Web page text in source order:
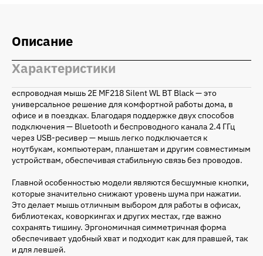
Описание
Характеристики
еспроводная мышь 2E MF218 Silent WL BT Black — это
универсальное решение для комфортной работы дома, в
офисе и в поездках. Благодаря поддержке двух способов
подключения — Bluetooth и беспроводного канала 2.4 ГГц
через USB-ресивер — мышь легко подключается к
ноутбукам, компьютерам, планшетам и другим совместимым
устройствам, обеспечивая стабильную связь без проводов.
Главной особенностью модели являются бесшумные кнопки,
которые значительно снижают уровень шума при нажатии.
Это делает мышь отличным выбором для работы в офисах,
библиотеках, коворкингах и других местах, где важно
сохранять тишину. Эргономичная симметричная форма
обеспечивает удобный хват и подходит как для правшей, так
и для левшей.